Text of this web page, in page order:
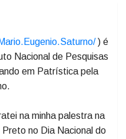
em Patrística pela